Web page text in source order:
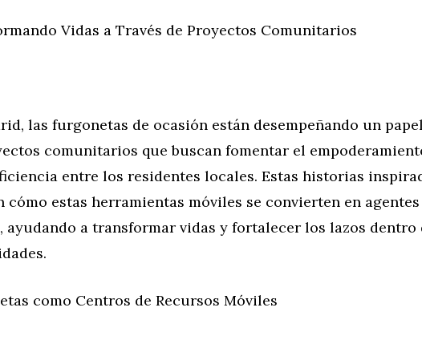
Vidas a Través de Proyectos Comunitarios
las furgonetas de ocasión están desempeñando un
comunitarios que buscan fomentar el
entre los residentes locales. Estas historias
cómo estas herramientas móviles se convierten en agentes
ayudando a transformar vidas y fortalecer los lazos dentro
como Centros de Recursos Móviles